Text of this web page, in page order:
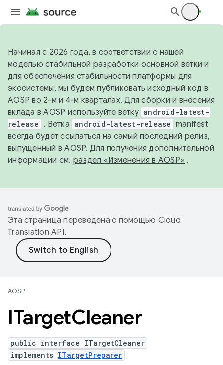
Начиная с 2026 года, в соответствии с нашей
моделью стабильной разработки основной ветки и
для обеспечения стабильности платформы для
экосистемы, мы будем публиковать исходный код в
AOSP во 2-м и 4-м кварталах. Для сборки и внесения
вклада в AOSP используйте ветку android-latest-
release . Ветка android-latest-release manifest
всегда будет ссылаться на самый последний релиз,
выпущенный в AOSP. Для получения дополнительной
информации см. раздел «Изменения в AOSP» .
Эта страница переведена с помощью Cloud
Translation API.
AOSP
ITargetCleaner
public interface ITargetCleaner
implements ITargetPreparer